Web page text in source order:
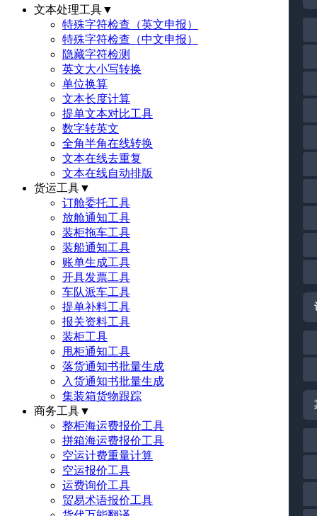
文本处理工具▼
特殊字符检查（英文申报）
特殊字符检查（中文申报）
隐藏字符检测
英文大小写转换
单位换算
文本长度计算
提单文本对比工具
数字转英文
全角半角在线转换
文本在线去重复
文本在线自动排版
货运工具▼
订舱委托工具
放舱通知工具
装柜拖车工具
装船通知工具
账单生成工具
开具发票工具
车队派车工具
提单补料工具
报关资料工具
装柜工具
甩柜通知工具
落货通知书批量生成
入货通知书批量生成
集装箱货物跟踪
商务工具▼
整柜海运费报价工具
拼箱海运费报价工具
空运计费重量计算
空运报价工具
运费询价工具
贸易术语报价工具